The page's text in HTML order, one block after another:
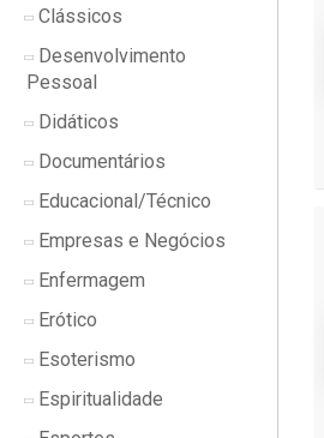
Clássicos
Desenvolvimento
Pessoal
Didáticos
Documentários
Educacional/Técnico
Empresas e Negócios
Enfermagem
Erótico
Esoterismo
Espiritualidade